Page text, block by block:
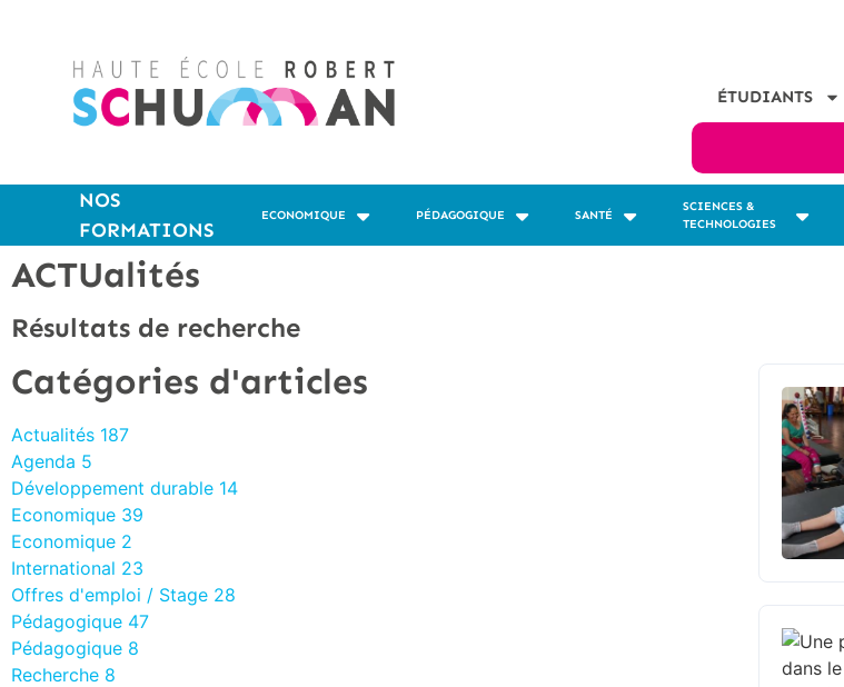
ÉTUDIANTS
NOS
FORMATIONS
ECONOMIQUE PÉDAGOGIQUE SANTÉ
SCIENCES &
TECHNOLOGIES
ACTUalités
Résultats de recherche
Catégories d'articles
Actualités 187
Agenda 5
Développement durable 14
Economique 39
Economique 2
International 23
Offres d'emploi / Stage 28
Pédagogique 47
Pédagogique 8
Recherche 8